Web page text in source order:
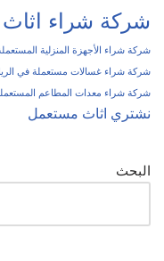
شركة شراء
شركة شراء الأجهزة المنزلية
شركة شراء غسالات مستعملة في
شركة شراء معدات المطاعم
نشتري اثاث مستعمل
البحث